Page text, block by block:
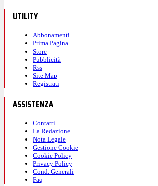
UTILITY
Abbonamenti
Prima Pagina
Store
Pubblicità
Rss
Site Map
Registrati
ASSISTENZA
Contatti
La Redazione
Nota Legale
Gestione Cookie
Cookie Policy
Privacy Policy
Cond. Generali
Faq